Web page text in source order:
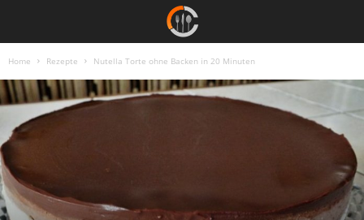
Home Rezepte Nutella Torte ohne Backen in 20 Minuten